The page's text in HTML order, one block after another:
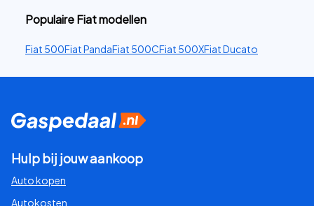
Populaire Fiat modellen
Fiat 500Fiat PandaFiat 500CFiat 500XFiat Ducato
Hulp bij jouw aankoop
Auto kopen
Autokosten